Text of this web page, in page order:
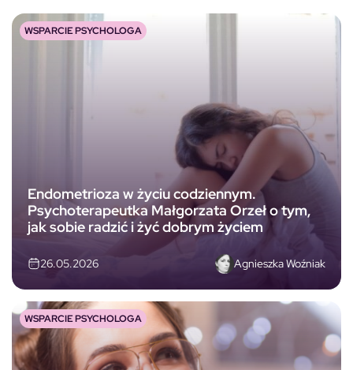
Endometrioza w życiu codziennym.
Psychoterapeutka Małgorzata Orzeł o tym,
jak sobie radzić i żyć dobrym życiem
26.05.2026 Agnieszka Woźniak
WSPARCIE PSYCHOLOGA
WSPARCIE PSYCHOLOGA